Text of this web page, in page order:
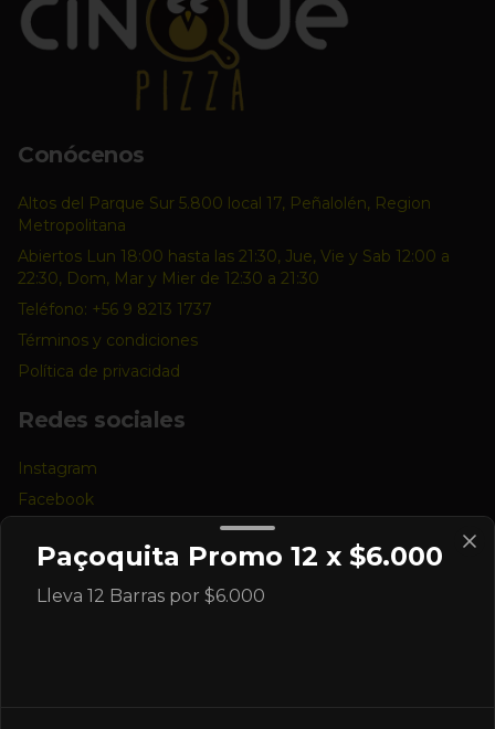
Conócenos
Altos del Parque Sur 5.800 local 17, Peñalolén, Region
Metropolitana
Abiertos Lun 18:00 hasta las 21:30, Jue, Vie y Sab 12:00 a
22:30, Dom, Mar y Mier de 12:30 a 21:30
Teléfono: +56 9 8213 1737
Términos y condiciones
Política de privacidad
Redes sociales
Instagram
Facebook
Mi cuenta
Pedir
Paçoquita Promo 12 x $6.000
Lleva 12 Barras por $6.000